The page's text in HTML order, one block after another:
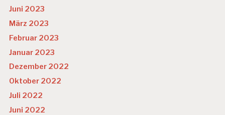
Juni 2023
März 2023
Februar 2023
Januar 2023
Dezember 2022
Oktober 2022
Juli 2022
Juni 2022